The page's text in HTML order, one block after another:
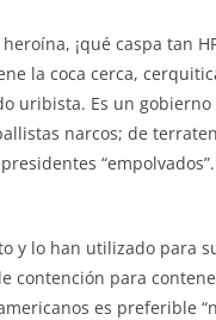
¡qué caspa tan
la coca cerca,
uribista. Es un gobierno
narcos; de
“empolvados”.
y lo han utilizado para
contención para
es preferible